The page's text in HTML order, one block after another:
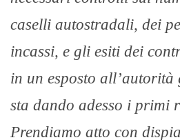
caselli autostradali, dei
incassi, e gli esiti dei
in un esposto
sta dando adesso i primi
Prendiamo atto con